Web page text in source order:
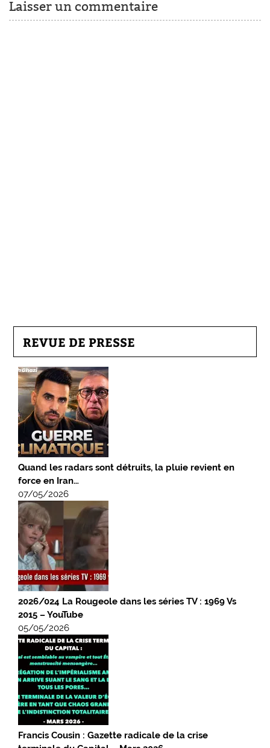
Laisser un commentaire
REVUE DE PRESSE
Quand les radars sont détruits, la pluie revient en
force en Iran…
07/05/2026
2026/024 La Rougeole dans les séries TV : 1969 Vs
2015 – YouTube
05/05/2026
Francis Cousin : Gazette radicale de la crise